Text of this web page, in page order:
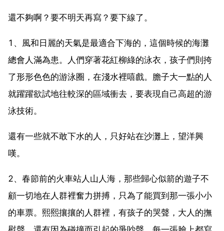
還不夠啊？要不明天再寫？要下線了。
1、風和日麗的天氣是最適合下海的，這個時候的海灘
總會人滿為患。人們穿著花紅柳綠的泳衣，孩子們則挎
了形形色色的游泳圈，在淺水裡嘻戲。膽子大一點的人
就躍躍欲試地往較深的區域衝去，要表現自己高超的游
泳技術。
還有一些就不敢下水的人，只好站在沙灘上，望洋興
嘆。
2、春節前的火車站人山人海，那些歸心似箭的遊子不
顧一切地在人群裡奮力拼搏，只為了能買到那一張小小
的車票。熙熙攘攘的人群裡，有孩子的哭聲，大人的撫